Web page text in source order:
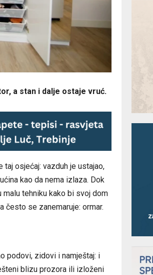
a stan i dalje ostaje vruć.
osjećaj: vazduh je ustajao,
kao da nema izlaza. Dok
tehniku kako bi svoj dom
često se zanemaruje: ormar.
podovi, zidovi i namještaj: i
blizu prozora ili izloženi